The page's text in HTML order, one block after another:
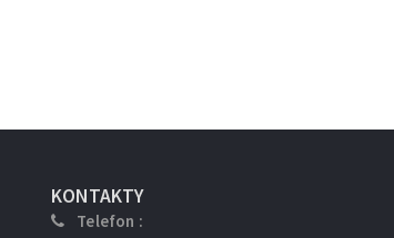
KONTAKTY
Telefon :